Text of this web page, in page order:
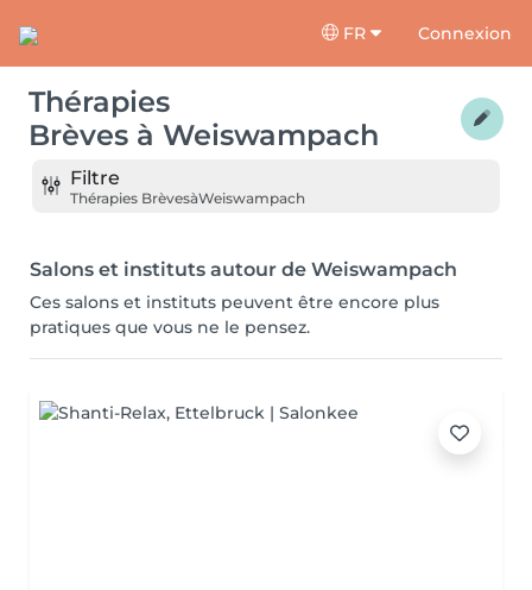
FR Connexion
Thérapies
Brèves à Weiswampach
Filtre
Thérapies BrèvesàWeiswampach
Salons et instituts autour de Weiswampach
Ces salons et instituts peuvent être encore plus
pratiques que vous ne le pensez.